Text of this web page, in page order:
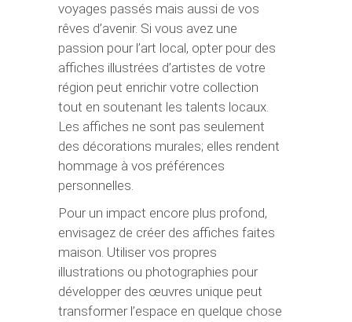
voyages passés mais aussi de vos
rêves d’avenir. Si vous avez une
passion pour l’art local, opter pour des
affiches illustrées d’artistes de votre
région peut enrichir votre collection
tout en soutenant les talents locaux.
Les affiches ne sont pas seulement
des décorations murales; elles rendent
hommage à vos préférences
personnelles.
Pour un impact encore plus profond,
envisagez de créer des affiches faites
maison. Utiliser vos propres
illustrations ou photographies pour
développer des œuvres unique peut
transformer l’espace en quelque chose